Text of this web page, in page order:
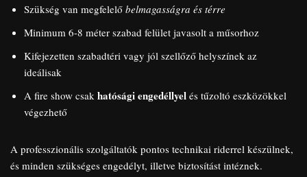
Szükség van megfelelő belmagasságra és térre
Minimum 6-8 méter szabad felület javasolt a műsorhoz
Kifejezetten szabadtéri vagy jól szellőző helyszínek az
ideálisak
A fire show csak hatósági engedéllyel és tűzoltó eszközökkel
végezhető
A professzionális szolgáltatók pontos technikai riderrel készülnek,
és minden szükséges engedélyt, illetve biztosítást intéznek.